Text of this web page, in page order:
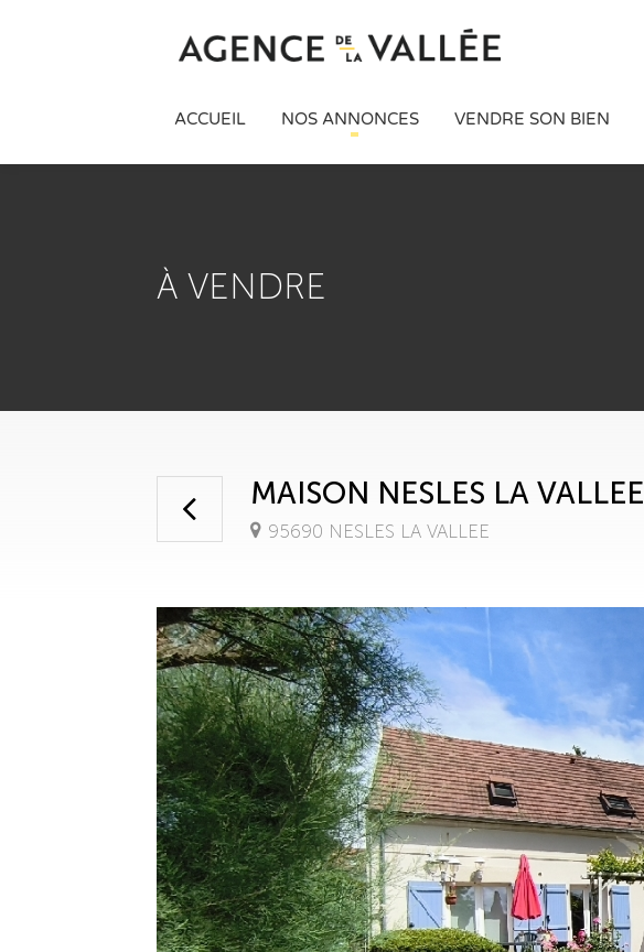
ACCUEIL NOS ANNONCES VENDRE SON BIEN
À VENDRE
MAISON NESLES LA VALLEE
95690 NESLES LA VALLEE